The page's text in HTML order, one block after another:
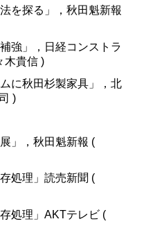
を探る」，秋田魁新報
強」，日経コンストラ
木貴信 )
に秋田杉製家具」，北
)
」，秋田魁新報 (
処理」読売新聞 (
処理」AKTテレビ (